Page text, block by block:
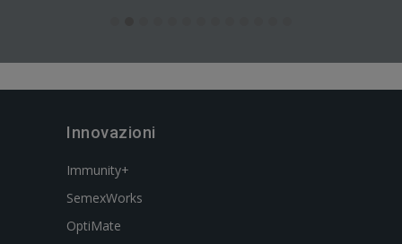
Innovazioni
Immunity+
SemexWorks
OptiMate